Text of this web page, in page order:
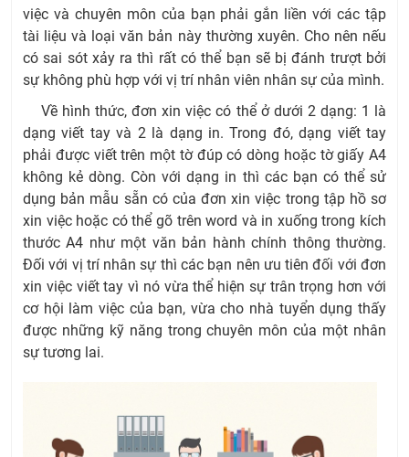
việc và chuyên môn của bạn phải gắn liền với các tập
tài liệu và loại văn bản này thường xuyên. Cho nên nếu
có sai sót xảy ra thì rất có thể bạn sẽ bị đánh trượt bởi
sự không phù hợp với vị trí nhân viên nhân sự của mình.
Về hình thức, đơn xin việc có thể ở dưới 2 dạng: 1 là
dạng viết tay và 2 là dạng in. Trong đó, dạng viết tay
phải được viết trên một tờ đúp có dòng hoặc tờ giấy A4
không kẻ dòng. Còn với dạng in thì các bạn có thể sử
dụng bản mẫu sẵn có của đơn xin việc trong tập hồ sơ
xin việc hoặc có thể gõ trên word và in xuống trong kích
thước A4 như một văn bản hành chính thông thường.
Đối với vị trí nhân sự thì các bạn nên ưu tiên đối với đơn
xin việc viết tay vì nó vừa thể hiện sự trân trọng hơn với
cơ hội làm việc của bạn, vừa cho nhà tuyển dụng thấy
được những kỹ năng trong chuyên môn của một nhân
sự tương lai.